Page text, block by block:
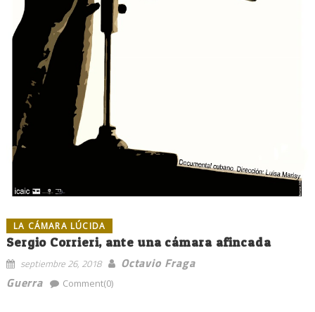
LA CÁMARA LÚCIDA
Sergio Corrieri, ante una cámara afincada
septiembre 26, 2018
Octavio Fraga
Guerra
Comment(0)